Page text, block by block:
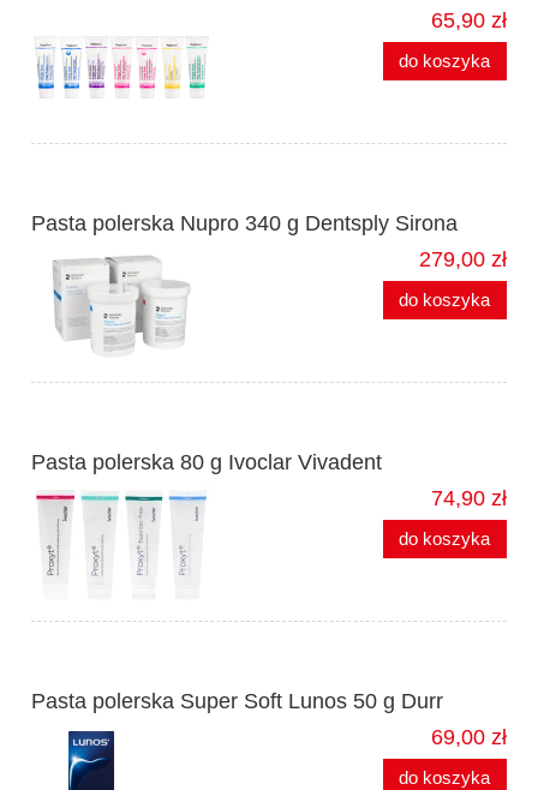
65,90 zł
do koszyka
Pasta polerska Nupro 340 g Dentsply Sirona
279,00 zł
do koszyka
Pasta polerska 80 g Ivoclar Vivadent
74,90 zł
do koszyka
Pasta polerska Super Soft Lunos 50 g Durr
69,00 zł
do koszyka